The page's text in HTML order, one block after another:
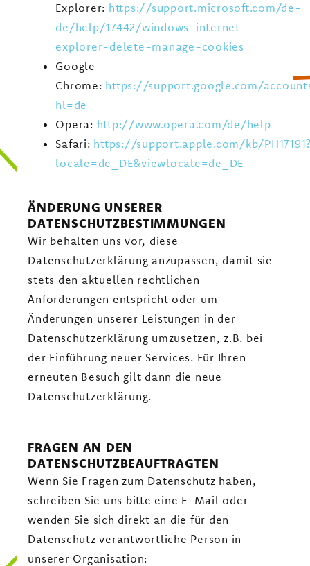
Explorer: https://support.microsoft.com/de-
de/help/17442/windows-internet-
explorer-delete-manage-cookies
Google
Chrome: https://support.google.com/
hl=de
Opera: http://www.opera.com/de/help
Safari: https://support.apple.com/kb/
locale=de_DE&viewlocale=de_DE
ÄNDERUNG UNSERER
DATENSCHUTZBESTIMMUNGEN
Wir behalten uns vor, diese
Datenschutzerklärung anzupassen, damit sie
stets den aktuellen rechtlichen
Anforderungen entspricht oder um
Änderungen unserer Leistungen in der
Datenschutzerklärung umzusetzen, z.B. bei
der Einführung neuer Services. Für Ihren
erneuten Besuch gilt dann die neue
Datenschutzerklärung.
FRAGEN AN DEN
DATENSCHUTZBEAUFTRAGTEN
Wenn Sie Fragen zum Datenschutz haben,
schreiben Sie uns bitte eine E-Mail oder
wenden Sie sich direkt an die für den
Datenschutz verantwortliche Person in
unserer Organisation: